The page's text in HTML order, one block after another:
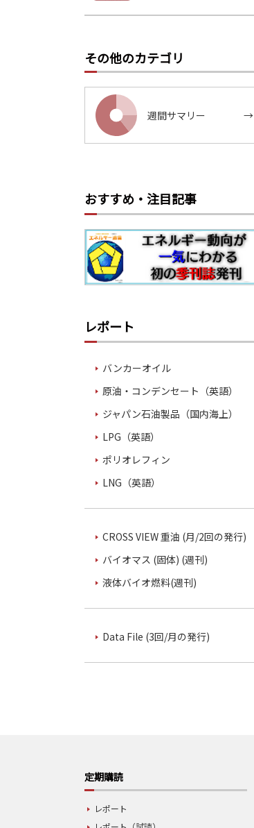
その他のカテゴリ
週間サマリー →
おすすめ・注目記事
レポート
バンカーオイル
原油・コンデンセート（英語）
ジャパン石油製品（国内海上）
LPG（英語）
ポリオレフィン
LNG（英語）
CROSS VIEW 重油 (月/2回の発行)
バイオマス (固体) (週刊)
液体バイオ燃料(週刊)
Data File (3回/月の発行)
定期購読
レポート